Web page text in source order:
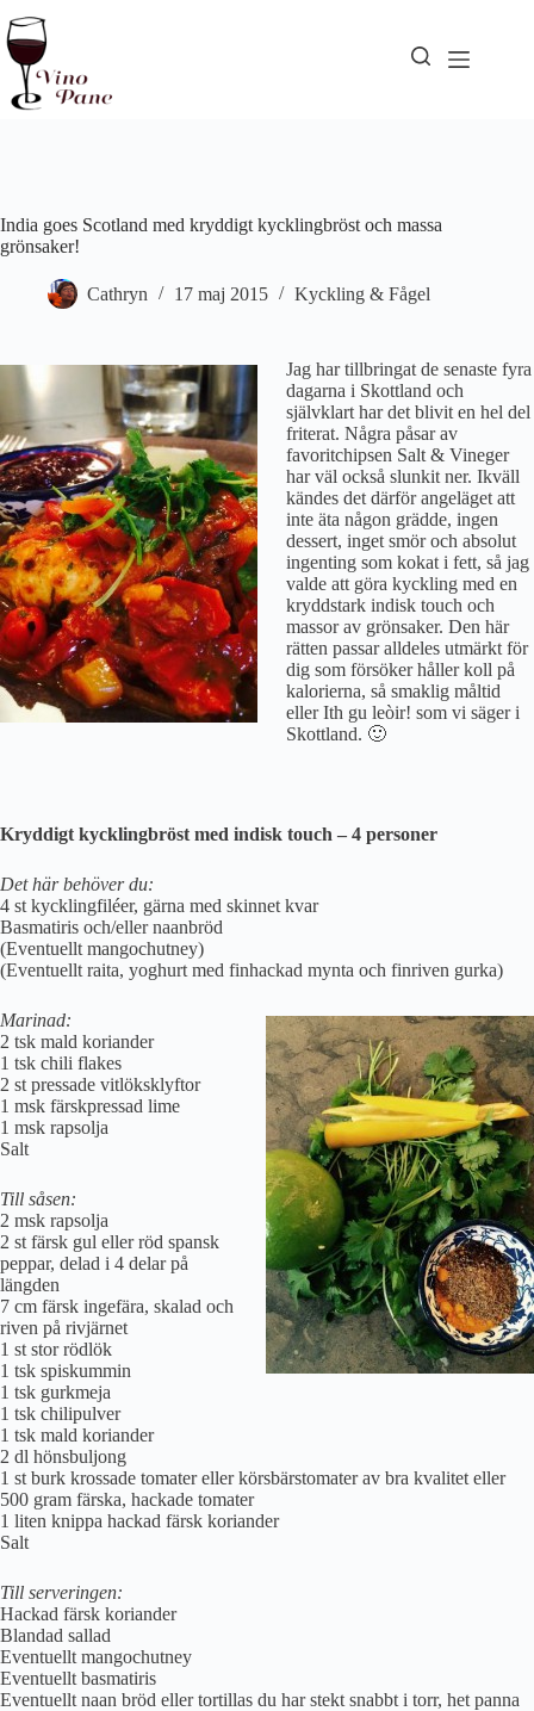
till
innehåll
India goes Scotland med kryddigt kycklingbröst och massa
grönsaker!
Cathryn 17 maj 2015 Kyckling & Fågel
Jag har tillbringat de senaste fyra
dagarna i Skottland och
självklart har det blivit en hel del
friterat. Några påsar av
favoritchipsen Salt & Vineger
har väl också slunkit ner. Ikväll
kändes det därför angeläget att
inte äta någon grädde, ingen
dessert, inget smör och absolut
ingenting som kokat i fett, så jag
valde att göra kyckling med en
kryddstark indisk touch och
massor av grönsaker. Den här
rätten passar alldeles utmärkt för
dig som försöker håller koll på
kalorierna, så smaklig måltid
eller Ith gu leòir! som vi säger i
Skottland. 🙂
Kryddigt kycklingbröst med indisk touch – 4 personer
Det här behöver du:
4 st kycklingfiléer, gärna med skinnet kvar
Basmatiris och/eller naanbröd
(Eventuellt mangochutney)
(Eventuellt raita, yoghurt med finhackad mynta och finriven gurka)
Marinad:
2 tsk mald koriander
1 tsk chili flakes
2 st pressade vitlöksklyftor
1 msk färskpressad lime
1 msk rapsolja
Salt
Till såsen:
2 msk rapsolja
2 st färsk gul eller röd spansk
peppar, delad i 4 delar på
längden
7 cm färsk ingefära, skalad och
riven på rivjärnet
1 st stor rödlök
1 tsk spiskummin
1 tsk gurkmeja
1 tsk chilipulver
1 tsk mald koriander
2 dl hönsbuljong
1 st burk krossade tomater eller körsbärstomater av bra kvalitet eller
500 gram färska, hackade tomater
1 liten knippa hackad färsk koriander
Salt
Till serveringen:
Hackad färsk koriander
Blandad sallad
Eventuellt mangochutney
Eventuellt basmatiris
Eventuellt naan bröd eller tortillas du har stekt snabbt i torr, het panna